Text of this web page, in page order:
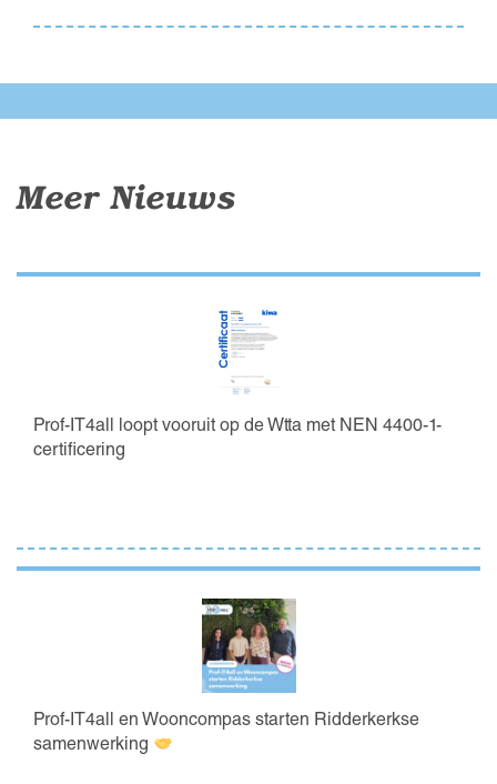
Meer Nieuws
Prof-IT4all loopt vooruit op de Wtta met NEN 4400-1-
certificering
Prof-IT4all en Wooncompas starten Ridderkerkse
samenwerking